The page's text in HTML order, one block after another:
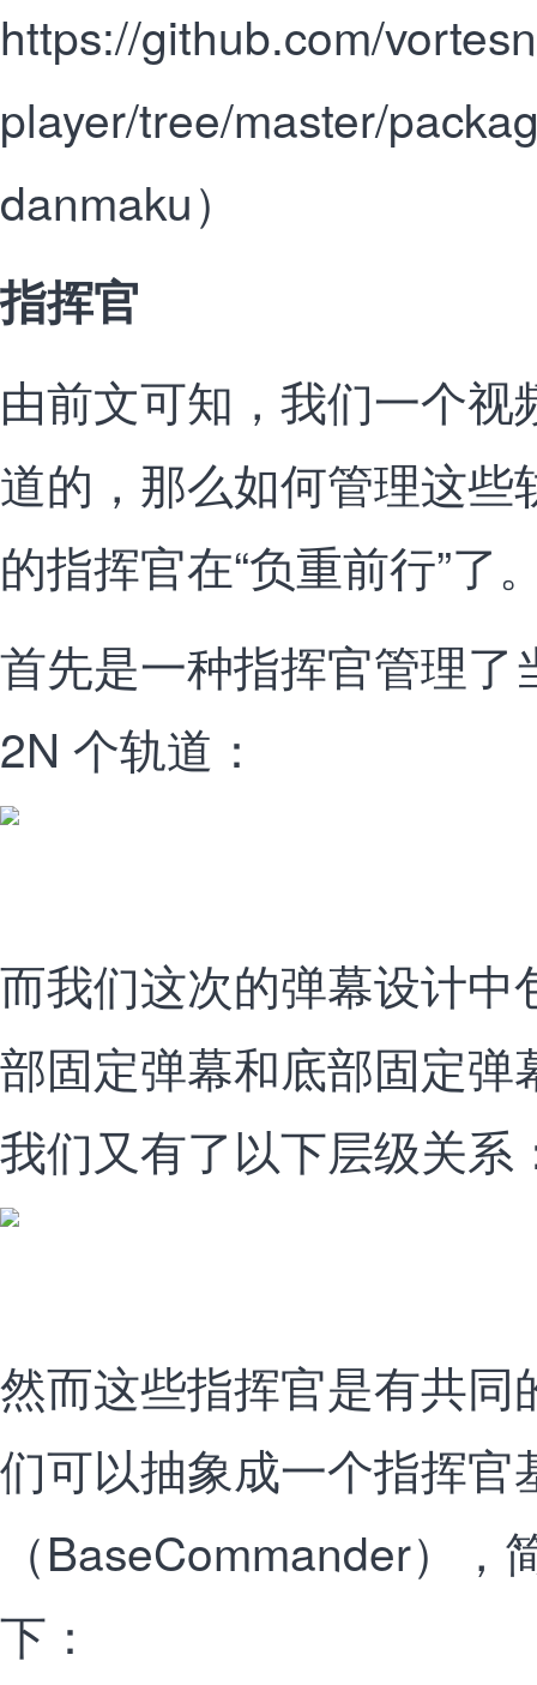
https://github.com/
player/tree/master/
danmaku）
指挥官
由前文可知，我们一个
道的，那么如何管理这
的指挥官在“负重前行”了
首先是一种指挥官管理了
2N 个轨道：
而我们这次的弹幕设计中
部固定弹幕和底部固定弹
我们又有了以下层级关系
然而这些指挥官是有共同
们可以抽象成一个指挥官
（BaseCommander）
下：